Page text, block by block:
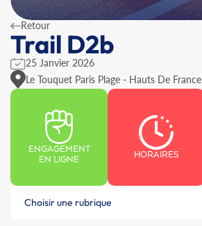
Retour
Trail D2b
25 Janvier 2026
Le Touquet Paris Plage - Hauts De France
ENGAGEMENT
EN LIGNE
HORAIRES
Choisir une rubrique